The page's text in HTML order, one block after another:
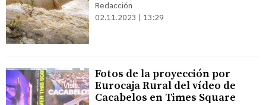
Redacción
02.11.2023 | 13:29
Fotos de la proyección por
Eurocaja Rural del vídeo de
Cacabelos en Times Square